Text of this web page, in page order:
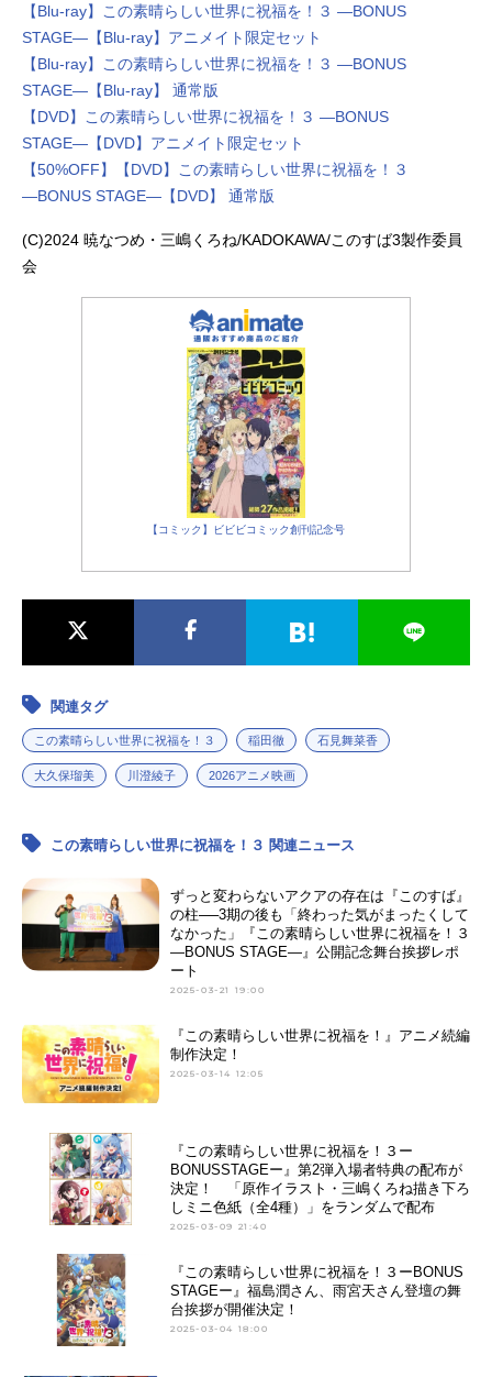
【Blu-ray】この素晴らしい世界に祝福を！３ ―BONUS
STAGE―【Blu-ray】アニメイト限定セット
【Blu-ray】この素晴らしい世界に祝福を！３ ―BONUS
STAGE―【Blu-ray】 通常版
【DVD】この素晴らしい世界に祝福を！３ ―BONUS
STAGE―【DVD】アニメイト限定セット
【50%OFF】【DVD】この素晴らしい世界に祝福を！３
―BONUS STAGE―【DVD】 通常版
(C)2024 暁なつめ・三嶋くろね/KADOKAWA/このすば3製作委員
会
【コミック】ビビビコミック創刊記念号
関連タグ
この素晴らしい世界に祝福を！３ 稲田徹 石見舞菜香
大久保瑠美 川澄綾子 2026アニメ映画
この素晴らしい世界に祝福を！３ 関連ニュース
ずっと変わらないアクアの存在は『このすば』
の柱──3期の後も「終わった気がまったくして
なかった」『この素晴らしい世界に祝福を！３
―BONUS STAGE―』公開記念舞台挨拶レポ
ート
2025-03-21 19:00
『この素晴らしい世界に祝福を！』アニメ続編
制作決定！
2025-03-14 12:05
『この素晴らしい世界に祝福を！３ー
BONUSSTAGEー』第2弾入場者特典の配布が
決定！ 「原作イラスト・三嶋くろね描き下ろ
しミニ色紙（全4種）」をランダムで配布
2025-03-09 21:40
『この素晴らしい世界に祝福を！３ーBONUS
STAGEー』福島潤さん、雨宮天さん登壇の舞
台挨拶が開催決定！
2025-03-04 18:00